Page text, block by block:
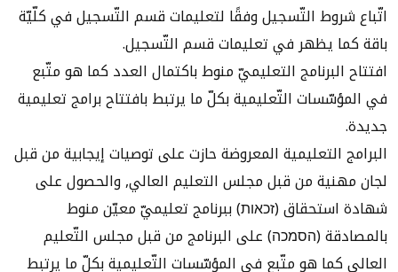
اتّباع شروط التّسجيل وفقًا لتعليمات قسم التّسجيل في كلّيّة
باقة كما يظهر في تعليمات قسم التّسجيل.
افتتاح البرنامج التعليميّ منوط باكتمال العدد كما هو متّبع
في المؤسّسات التّعليمية بكلّ ما يرتبط بافتتاح برامج تعليمية
جديدة.
البرامج التعليمية المعروضة حازت على توصيات إيجابية من قبل
لجان مهنية من قبل مجلس التعليم العالي, والحصول على
شهادة استحقاق (זכאות) ببرنامج تعليميّ معيّن منوط
بالمصادقة (הסמכה) على البرنامج من قبل مجلس التّعليم
العالي كما هو متّبع في المؤسّسات التّعليمية بكلّ ما يرتبط